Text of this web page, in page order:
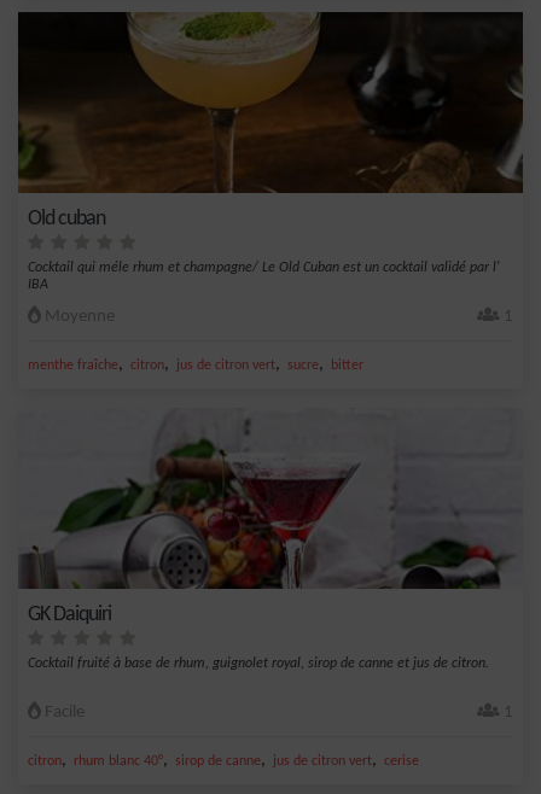
Old cuban
Cocktail qui méle rhum et champagne/ Le Old Cuban est un cocktail validé par l'
IBA
Moyenne 1
menthe fraîche, citron, jus de citron vert, sucre, bitter
GK Daiquiri
Cocktail fruité à base de rhum, guignolet royal, sirop de canne et jus de citron.
Facile 1
citron, rhum blanc 40°, sirop de canne, jus de citron vert, cerise